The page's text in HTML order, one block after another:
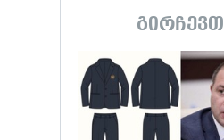
გირჩევთ